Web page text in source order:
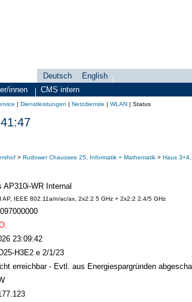
innen CMS intern
Sprachauswahl
Deutsch
English
search-menu
| Dienstleistungen | Netzdienste | WLAN | Status
> Rudower Chaussee 25, Informatik + Mathematik> Haus
AP310i-WR Internal
AP, IEEE 802.11a/n/ac/ax, 2x2:2 5 GHz + 2x2:2 2.4/5 GHz
23:09:42
H3E2 e 2/1/23
erreichbar - Evtl. aus Energiespargründen